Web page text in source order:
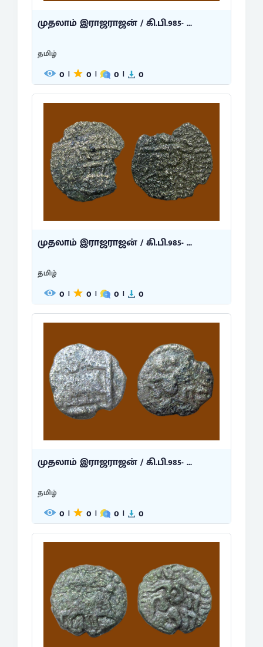
முதலாம் இராஜராஜன் / கி.பி.985- ...
தமிழ்
0 | 0 | 0 | 0
முதலாம் இராஜராஜன் / கி.பி.985- ...
தமிழ்
0 | 0 | 0 | 0
முதலாம் இராஜராஜன் / கி.பி.985- ...
தமிழ்
0 | 0 | 0 | 0